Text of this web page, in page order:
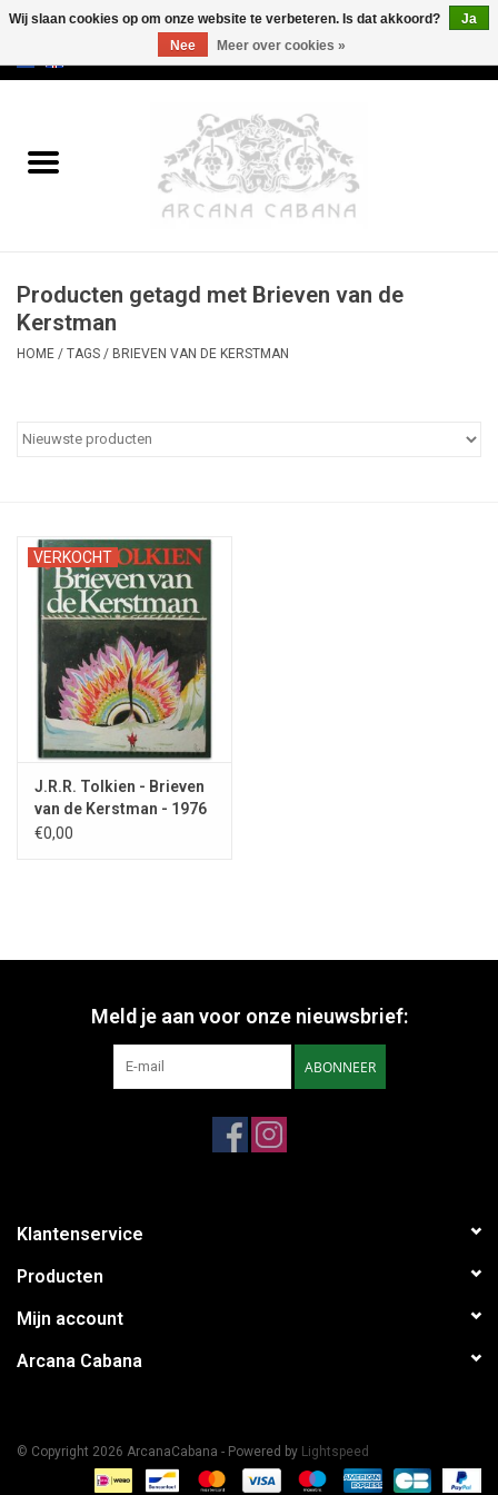
Oud & Zeldzaam
Erotica
Curiosa
Producten getagd met Brieven van de
Kerstman
HOME / TAGS / BRIEVEN VAN DE KERSTMAN
VERKOCHT
J.R.R. Tolkien - Brieven
van de Kerstman - 1976
€0,00
Meld je aan voor onze nieuwsbrief:
ABONNEER
Klantenservice
Producten
Mijn account
Arcana Cabana
© Copyright 2026 ArcanaCabana - Powered by Lightspeed
Wij slaan cookies op om onze website te verbeteren. Is dat akkoord?
Ja
Nee
Meer over cookies »